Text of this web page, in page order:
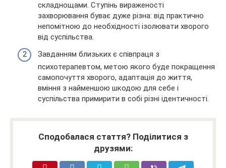
складнощами. Ступінь вираженості
захворювання буває дуже різна: від практично
непомітною до необхідності ізолювати хворого
від суспільства.
Завданням близьких є співпраця з
психотерапевтом, метою якого буде покращення
самопочуття хворого, адаптація до життя,
вміння з найменшою шкодою для себе і
суспільства примирити в собі різні ідентичності.
Сподобалася стаття? Поділитися з
друзями: